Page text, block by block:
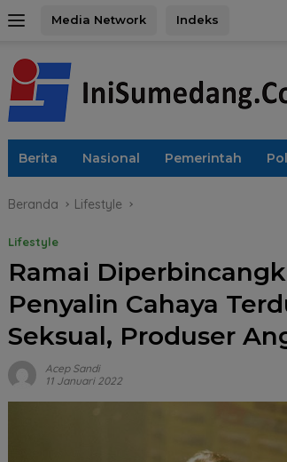
Media Network Indeks
Berita Nasional Pemerintah
Beranda Lifestyle
Lifestyle
Ramai
Penyalin Cahaya
Seksual, Produser
Acep Sandi
11 Januari 2022